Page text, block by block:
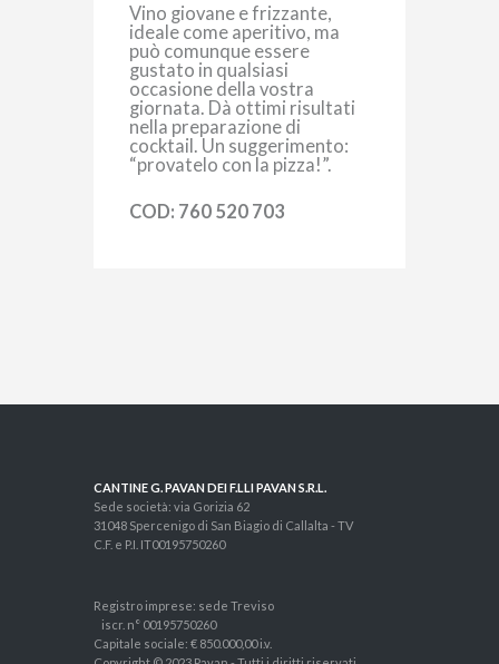
Vino giovane e frizzante,
ideale come aperitivo, ma
può comunque essere
gustato in qualsiasi
occasione della vostra
giornata. Dà ottimi risultati
nella preparazione di
cocktail. Un suggerimento:
“provatelo con la pizza!”.
COD: 760 520 703
CANTINE G. PAVAN DEI F.LLI PAVAN S.R.L.
Sede società: via Gorizia 62
31048 Spercenigo di San Biagio di Callalta - TV
C.F. e P.I. IT00195750260
Registro imprese: sede Treviso
iscr. n° 00195750260
Capitale sociale: € 850.000,00 i.v.